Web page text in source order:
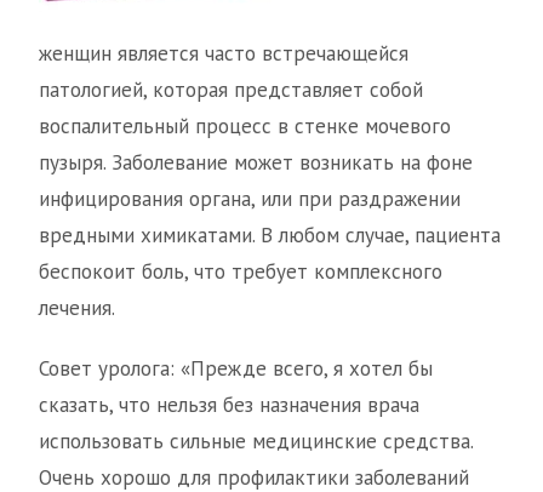
женщин является часто встречающейся
патологией, которая представляет собой
воспалительный процесс в стенке мочевого
пузыря. Заболевание может возникать на фоне
инфицирования органа, или при раздражении
вредными химикатами. В любом случае, пациента
беспокоит боль, что требует комплексного
лечения.
Совет уролога: «Прежде всего, я хотел бы
сказать, что нельзя без назначения врача
использовать сильные медицинские средства.
Очень хорошо для профилактики заболеваний